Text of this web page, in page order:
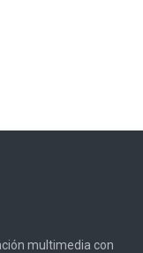
multimedia con